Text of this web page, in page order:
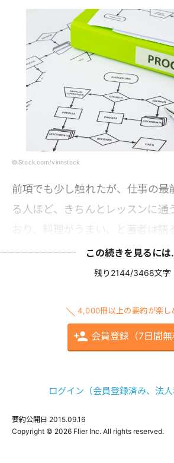
©iStock.com/vinnstock
前項でも少し触れたが、仕事の最
る人ほど、きちんとレッスンに通
おり、料理がうまい、と著者は語
この続きを見るには
残り2144/3468文字
4,000冊以上の要約が楽し
会員登録（7日間無
ログイン（会員登録済み、法人
要約公開日 2015.09.16